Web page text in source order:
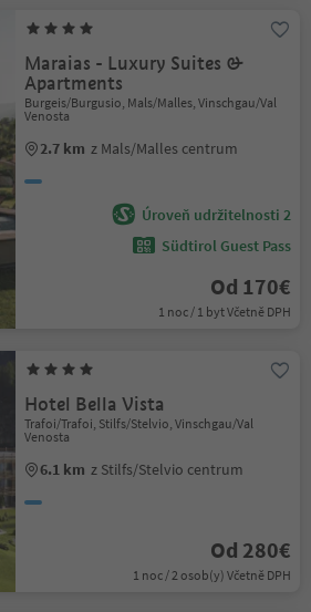
Maraias - Luxury Suites &
Apartments
Burgeis/Burgusio, Mals/Malles, Vinschgau/Val
Venosta
2.7 km z Mals/Malles centrum
Úroveň udržitelnosti 2
Südtirol Guest Pass
Od 170€
1 noc / 1 byt Včetně DPH
Hotel Bella Vista
Trafoi/Trafoi, Stilfs/Stelvio, Vinschgau/Val
Venosta
6.1 km z Stilfs/Stelvio centrum
Od 280€
1 noc / 2 osob(y) Včetně DPH